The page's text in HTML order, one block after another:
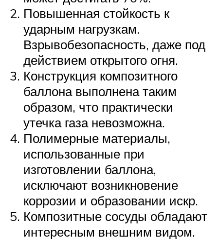
Повышенная стойкость к
ударным нагрузкам.
Взрывобезопасность, даже под
действием открытого огня.
Конструкция композитного
баллона выполнена таким
образом, что практически
утечка газа невозможна.
Полимерные материалы,
использованные при
изготовлении баллона,
исключают возникновение
коррозии и образовании искр.
Композитные сосуды обладают
интересным внешним видом.